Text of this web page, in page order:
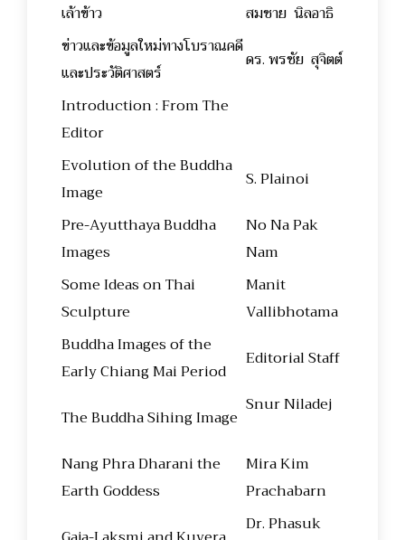
เล้าข้าว
สมชาย นิลอาธิ
ข่าวและข้อมูลใหม่ทางโบราณคดี
และประวัติศาสตร์
ดร. พรชัย สุจิตต์
Introduction : From The
Editor
Evolution of the Buddha
Image
S. Plainoi
Pre-Ayutthaya Buddha
Images
No Na Pak
Nam
Some Ideas on Thai
Sculpture
Manit
Vallibhotama
Buddha Images of the
Early Chiang Mai Period
Editorial Staff
The Buddha Sihing Image
Snur Niladej
Nang Phra Dharani the
Earth Goddess
Mira Kim
Prachabarn
Dr. Phasuk